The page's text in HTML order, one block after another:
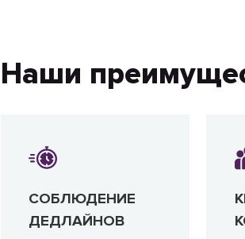
Наши
СОБЛЮДЕНИЕ
ДЕДЛАЙНОВ